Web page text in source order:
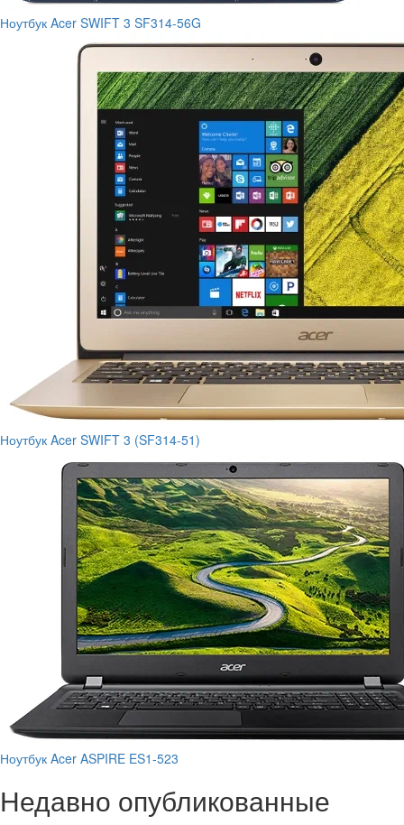
Ноутбук Acer SWIFT 3 SF314-56G
Ноутбук Acer SWIFT 3 (SF314-51)
Ноутбук Acer ASPIRE ES1-523
Недавно опубликованные